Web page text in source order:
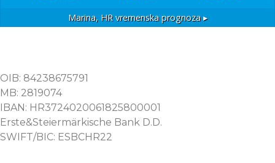
Marina, HRvremenska prognoza ▸
OIB: 84238675791
MB: 2819074
IBAN: HR3724020061825800001
Erste&Steiermärkische Bank D.D.
SWIFT/BIC: ESBCHR22